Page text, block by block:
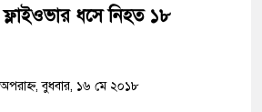
ফ্লাইওভার ধসে নিহত ১৮
বুধবার, ১৬ মে ২০১৮